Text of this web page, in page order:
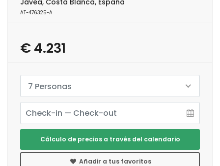
AT-476325-A
€ 4.231
7 Personas
Cálculo de precios a través del calendario
Añadir a tus favoritos